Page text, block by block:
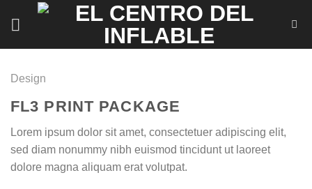
Design
FL3 PRINT PACKAGE
Lorem ipsum dolor sit amet, consectetuer adipiscing elit,
sed diam nonummy nibh euismod tincidunt ut laoreet
dolore magna aliquam erat volutpat.